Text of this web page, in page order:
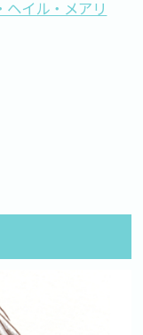
ヘイル・メアリ